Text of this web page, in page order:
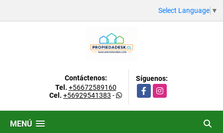
Select Language ▼
Contáctenos:
Tel. +56672589160
Cel. +56929541383 -
Síguenos:
FacebookInstagram
MENÚ